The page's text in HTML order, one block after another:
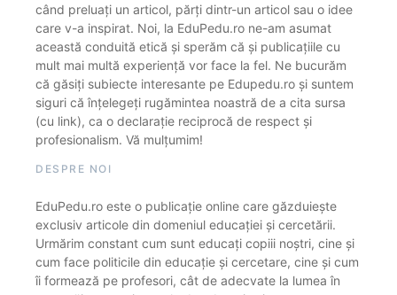
când preluați un articol, părți dintr-un articol sau o idee
care v-a inspirat. Noi, la EduPedu.ro ne-am asumat
această conduită etică și sperăm că și publicațiile cu
mult mai multă experiență vor face la fel. Ne bucurăm
că găsiți subiecte interesante pe Edupedu.ro și suntem
siguri că înțelegeți rugămintea noastră de a cita sursa
(cu link), ca o declarație reciprocă de respect și
profesionalism. Vă mulțumim!
DESPRE NOI
EduPedu.ro este o publicație online care găzduiește
exclusiv articole din domeniul educației și cercetării.
Urmărim constant cum sunt educați copiii noștri, cine și
cum face politicile din educație și cercetare, cine și cum
îi formează pe profesori, cât de adecvate la lumea în